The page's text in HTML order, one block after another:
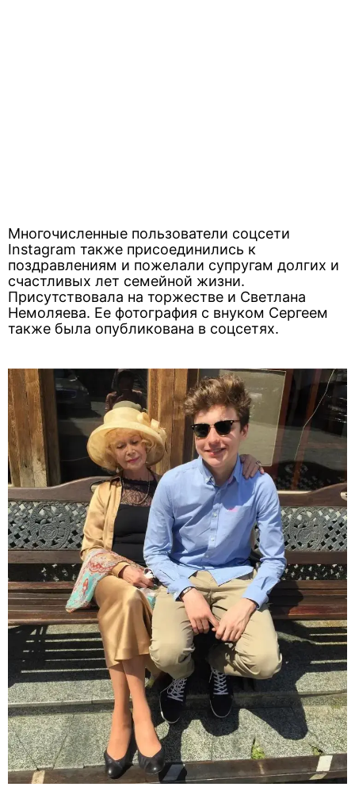
Многочисленные пользователи соцсети
Instagram также присоединились к
поздравлениям и пожелали супругам долгих и
счастливых лет семейной жизни.
Присутствовала на торжестве и Светлана
Немоляева. Ее фотография с внуком Сергеем
также была опубликована в соцсетях.